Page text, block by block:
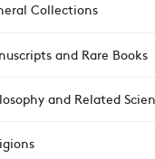
Collections
and Rare Books
and Related